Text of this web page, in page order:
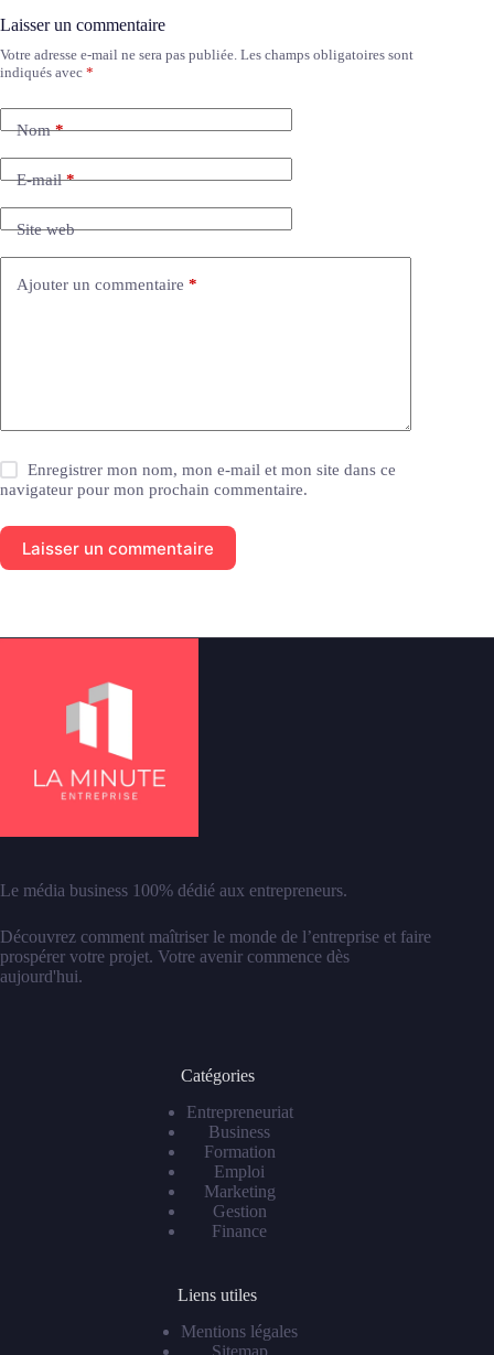
Laisser un commentaire
Votre adresse e-mail ne sera pas publiée. Les champs obligatoires sont
indiqués avec *
Nom*
E-mail*
Site web
Ajouter un commentaire *
Enregistrer mon nom, mon e-mail et mon site dans ce
navigateur pour mon prochain commentaire.
Laisser un commentaire
A
l
r
n
a
v
e
Le média business 100% dédié aux entrepreneurs.
Découvrez comment maîtriser le monde de l’entreprise et faire
prospérer votre projet. Votre avenir commence dès
aujourd'hui.
Catégories
Entrepreneuriat
Business
Formation
Emploi
Marketing
Gestion
Finance
Liens utiles
Mentions légales
Sitemap